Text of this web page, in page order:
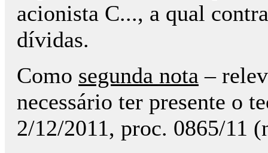
acionista C..., a qual
dívidas.
Como segunda nota –
necessário ter presente o
2/12/2011, proc. 0865/11